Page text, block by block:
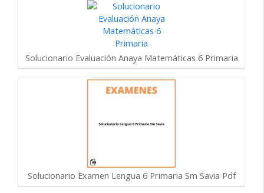
Solucionario Evaluación Anaya Matemáticas 6 Primaria
Solucionario Examen Lengua 6 Primaria Sm Savia Pdf